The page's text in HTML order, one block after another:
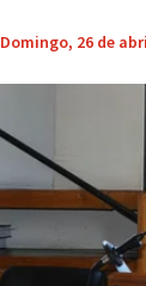
Domingo, 26 de